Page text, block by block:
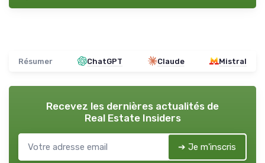
Résumer ChatGPT Claude Mistral
Recevez les dernières actualités de
Real Estate Insiders
➔ Je m'inscris